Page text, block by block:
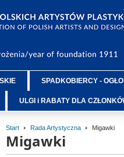
SPADKOBIERCY -
ULGI i RABATY DLA
Start Rada Artystyczna Migawki
Migawki